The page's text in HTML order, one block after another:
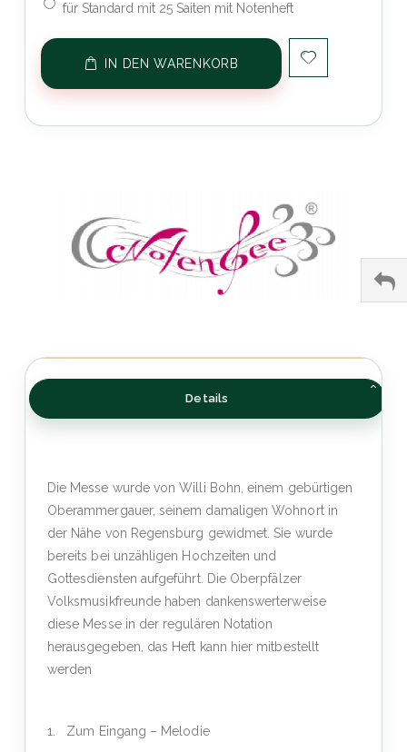
für Standard mit 25 Saiten mit Notenheft
IN DEN WARENKORB
Details
Die Messe wurde von Willi Bohn, einem gebürtigen
Oberammergauer, seinem damaligen Wohnort in
der Nähe von Regensburg gewidmet. Sie wurde
bereits bei unzähligen Hochzeiten und
Gottesdiensten aufgeführt. Die Oberpfälzer
Volksmusikfreunde haben dankenswerterweise
diese Messe in der regulären Notation
herausgegeben, das Heft kann hier mitbestellt
werden
1. Zum Eingang – Melodie